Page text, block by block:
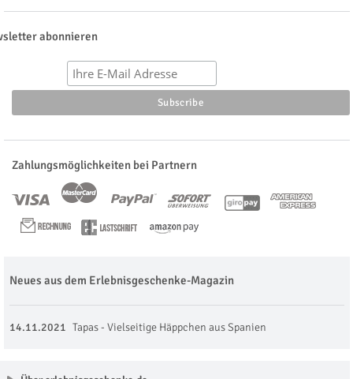
abonnieren
Zahlungsmöglichkeiten bei Partnern
Neues aus dem Erlebnisgeschenke-Magazin
14.11.2021 Tapas - Vielseitige Häppchen aus Spanien